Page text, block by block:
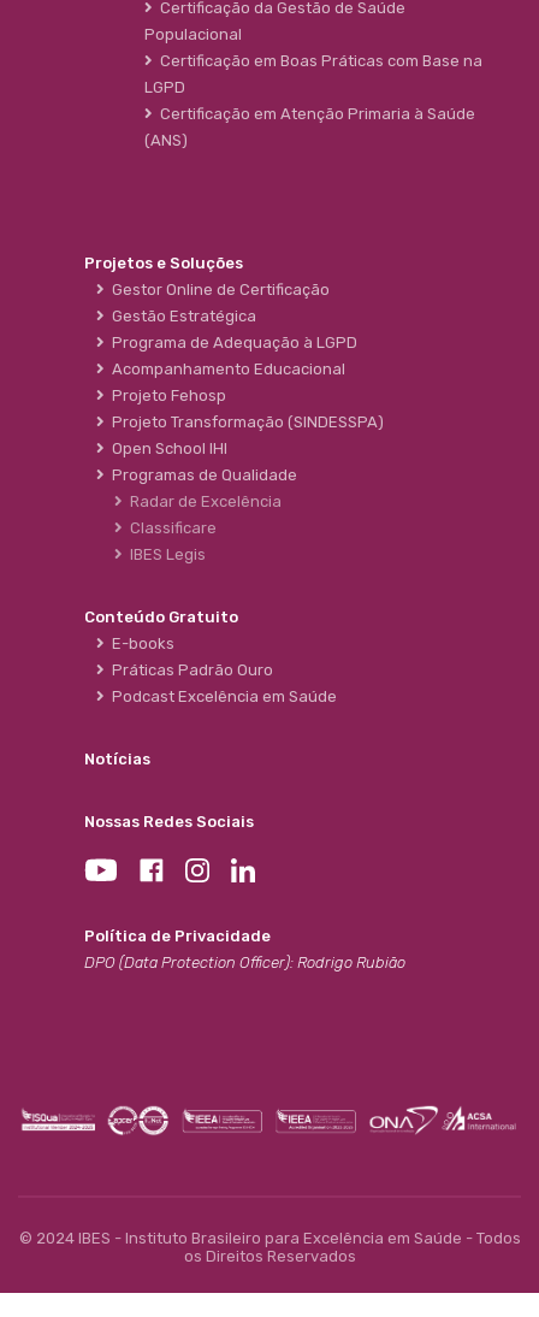
Certificação da Gestão de Saúde
Populacional
Certificação em Boas Práticas com Base na
LGPD
Certificação em Atenção Primaria à Saúde
(ANS)
Projetos e Soluções
Gestor Online de Certificação
Gestão Estratégica
Programa de Adequação à LGPD
Acompanhamento Educacional
Projeto Fehosp
Projeto Transformação (SINDESSPA)
Open School IHI
Programas de Qualidade
Radar de Excelência
Classificare
IBES Legis
Conteúdo Gratuito
E-books
Práticas Padrão Ouro
Podcast Excelência em Saúde
Notícias
Nossas Redes Sociais
Política de Privacidade
DPO (Data Protection Officer): Rodrigo Rubião
© 2024 IBES - Instituto Brasileiro para Excelência em Saúde - Todos
os Direitos Reservados